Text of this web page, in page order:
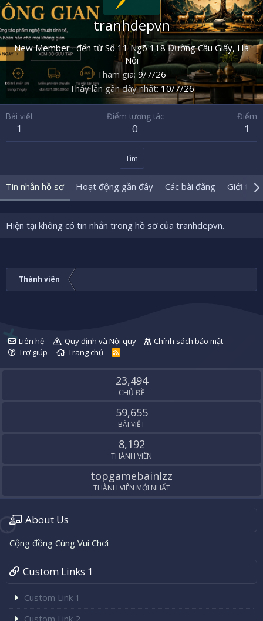
tranhdepvn
New Member · đến từ Số 11 Ngõ 118 Đường Cầu Giấy, Hà
Nội
Tham gia 9/7/26
Thấy lần gần đây nhất 10/7/26
Bài viết
1
Điểm tương tác
0
Điểm
1
Tìm
Tin nhắn hồ sơ Hoạt động gần đây Các bài đăng Giới
Hiện tại không có tin nhắn trong hồ sơ của tranhdepvn.
Thành viên
Liên hệ Quy định và Nội quy
Chính sách bảo mật
Trợ giúp
Trang chủ
R
S
23,494
CHỦ ĐỀ
59,655
BÀI VIẾT
8,192
THÀNH VIÊN
topgamebainlzz
THÀNH VIÊN MỚI NHẤT
About Us
Cộng đồng Cùng Vui Chơi
Custom Links 1
Custom Link 1